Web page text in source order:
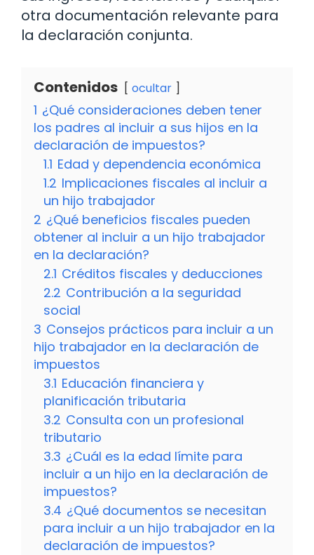
otra documentación relevante para
la declaración conjunta.
Contenidos ocultar
1 ¿Qué consideraciones deben tener
los padres al incluir a sus hijos en la
declaración de impuestos?
1.1 Edad y dependencia económica
1.2 Implicaciones fiscales al incluir a
un hijo trabajador
2 ¿Qué beneficios fiscales pueden
obtener al incluir a un hijo trabajador
en la declaración?
2.1 Créditos fiscales y deducciones
2.2 Contribución a la seguridad
social
3 Consejos prácticos para incluir a un
hijo trabajador en la declaración de
impuestos
3.1 Educación financiera y
planificación tributaria
3.2 Consulta con un profesional
tributario
3.3 ¿Cuál es la edad límite para
incluir a un hijo en la declaración de
impuestos?
3.4 ¿Qué documentos se necesitan
para incluir a un hijo trabajador en la
declaración de impuestos?